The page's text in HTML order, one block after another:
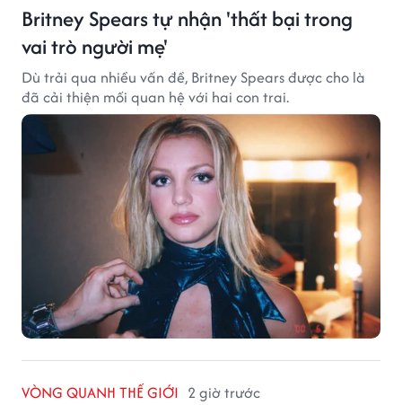
Britney Spears tự nhận 'thất bại trong
vai trò người mẹ'
Dù trải qua nhiều vấn đề, Britney Spears được cho là
đã cải thiện mối quan hệ với hai con trai.
VÒNG QUANH THẾ GIỚI 2 giờ trước